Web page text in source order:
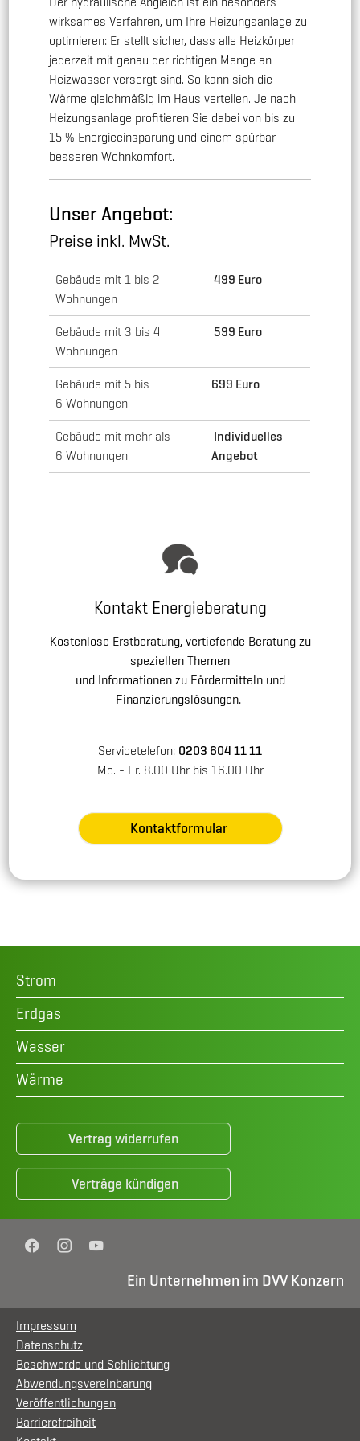
wirksames Verfahren, um Ihre Heizungsanlage zu
optimieren: Er stellt sicher, dass alle Heizkörper
jederzeit mit genau der richtigen Menge an
Heizwasser versorgt sind. So kann sich die
Wärme gleichmäßig im Haus verteilen. Je nach
Heizungsanlage profitieren Sie dabei von bis zu
15 % Energieeinsparung und einem spürbar
besseren Wohnkomfort.
Unser Angebot:
Preise inkl. MwSt.
Gebäude mit 1 bis 2
Wohnungen
499 Euro
Gebäude mit 3 bis 4
Wohnungen
599 Euro
Gebäude mit 5 bis
6 Wohnungen
699 Euro
Gebäude mit mehr als
6 Wohnungen
Individuelles
Angebot
Kontakt Energieberatung
Kostenlose Erstberatung, vertiefende Beratung zu
speziellen Themen
und Informationen zu Fördermitteln und
Finanzierungslösungen.
Servicetelefon: 0203 604 11 11
Mo. - Fr. 8.00 Uhr bis 16.00 Uhr
Kontaktformular
Strom
Erdgas
Wasser
Wärme
Vertrag widerrufen
Verträge kündigen
Facebook
Instagram
YouTube
Ein Unternehmen im DVV Konzern
Impressum
Datenschutz
Beschwerde und Schlichtung
Abwendungsvereinbarung
Veröffentlichungen
Barrierefreiheit